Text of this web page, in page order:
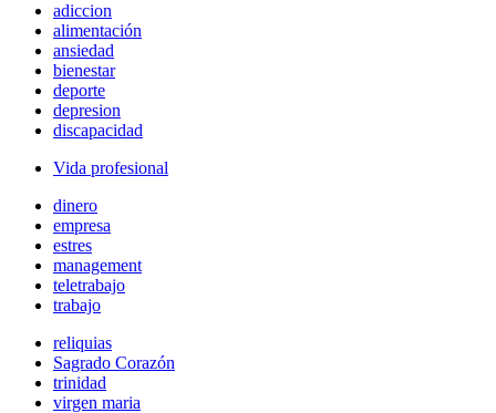
adiccion
alimentación
ansiedad
bienestar
deporte
depresion
discapacidad
Vida profesional
dinero
empresa
estres
management
teletrabajo
trabajo
reliquias
Sagrado Corazón
trinidad
virgen maria